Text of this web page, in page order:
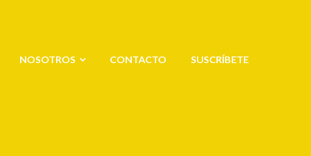
NOSOTROS CONTACTO SUSCRÍBETE